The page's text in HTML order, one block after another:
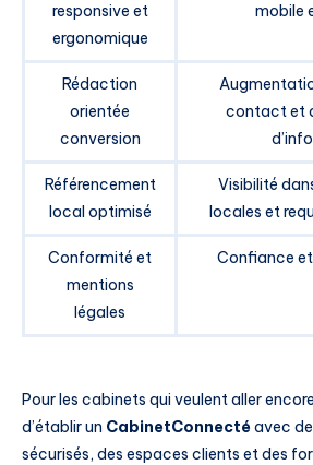
responsive et
ergonomique
mobile
Rédaction
orientée
conversion
contact et
Référencement
local optimisé
Visibilité
locales et
Conformité et
mentions
légales
Confiance
Pour les cabinets qui veulent aller
d’établir un CabinetConnectéavec
sécurisés, des espaces clients et des